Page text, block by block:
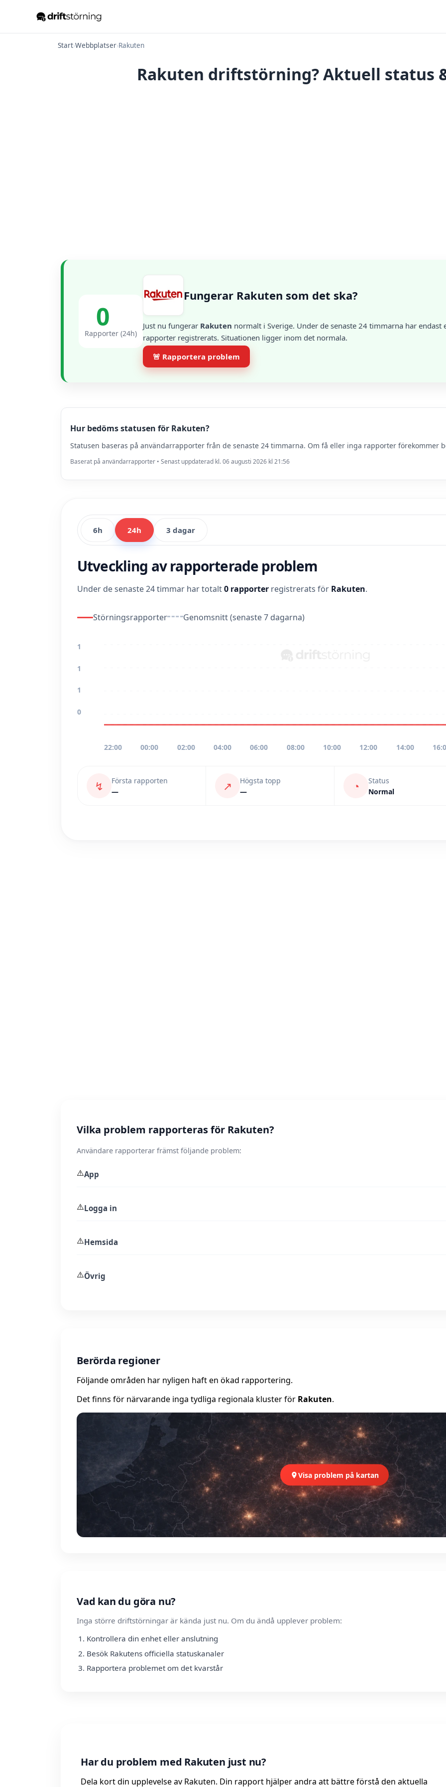
Start›Webbplatser›Rakuten
Rakuten driftstörning? Aktuell status
0
Rapporter (24h)
Fungerar Rakuten som det ska?
Just nu fungerar Rakuten normalt i Sverige. Under de senaste 24 timmarna har endast
rapporter registrerats. Situationen ligger inom det normala.
🚨 Rapportera problem
Hur bedöms statusen för Rakuten?
Statusen baseras på användarrapporter från de senaste 24 timmarna. Om få eller inga rapporter förekommer
Baserat på användarrapporter • Senast uppdaterad kl. 06 augusti 2026 kl 21:56
6h 24h 3 dagar
Utveckling av rapporterade problem
Under de senaste 24 timmar har totalt0 rapporter registrerats för Rakuten.
Störningsrapporter Genomsnitt (senaste 7 dagarna)
1
1
1
0
22:00 00:00 02:00 04:00 06:00 08:00 10:00 12:00 14:00
↯
Första rapporten
—
↗
Högsta topp
—
◔
Status
Normal
Vilka problem rapporteras för Rakuten?
Användare rapporterar främst följande problem:
⚠️App
⚠️Logga in
⚠️Hemsida
⚠️Övrig
Berörda regioner
Följande områden har nyligen haft en ökad rapportering.
Det finns för närvarande inga tydliga regionala kluster för Rakuten.
Visa problem på kartan
Vad kan du göra nu?
Inga större driftstörningar är kända just nu. Om du ändå upplever problem:
Kontrollera din enhet eller anslutning
Besök Rakutens officiella statuskanaler
Rapportera problemet om det kvarstår
Har du problem med Rakuten just nu?
Dela kort din upplevelse av Rakuten. Din rapport hjälper andra att bättre förstå den aktuella